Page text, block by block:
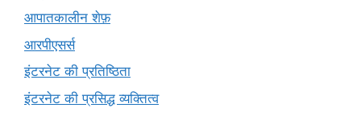
आपातकालीन शेफ़
आरपीएसर्स
इंटरनेट की प्रतिष्ठिता
इंटरनेट की प्रसिद्ध व्यक्तित्व